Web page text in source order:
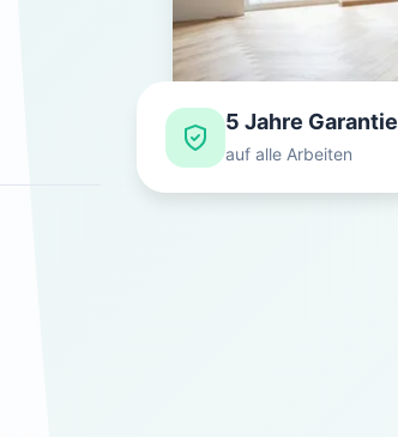
5 Jahre Garantie
auf alle Arbeiten